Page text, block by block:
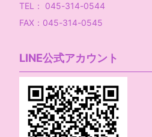
TEL： 045-314-0544
FAX：045-314-0545
LINE公式アカウント